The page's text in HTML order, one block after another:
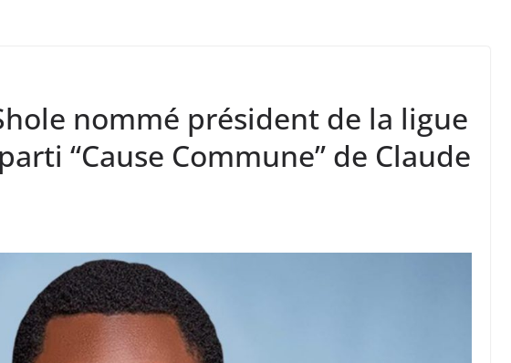
nommé président de la ligue
“Cause Commune” de Claude